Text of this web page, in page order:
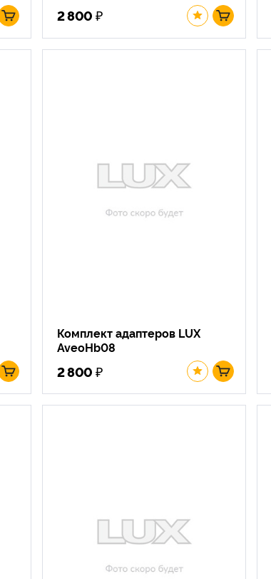
2 800 ₽
Комплект адаптеров LUX
AveoHb08
2 800 ₽